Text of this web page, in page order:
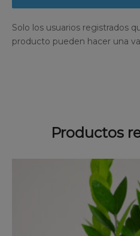
Solo los usuarios registrados
producto pueden hacer una
Productos